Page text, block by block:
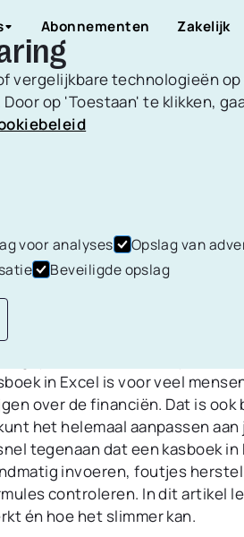
vergelijkbare technologieën
op 'Toestaan' te klikken,
voor analyses Opslag van
Beveiligde opslag
al je schulden en leningen
één overzicht.
&
Abonnementen Zakelijk
OF
DE
je een kasboek in Excel maken
in Excel is voor veel
over de financiën. Dat is
het helemaal aanpassen
tegenaan dat een kasboek
invoeren, foutjes
controleren. In dit artikel
én hoe het slimmer kan.